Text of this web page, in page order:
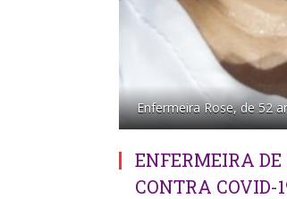
Enfermeira Rose, de 52
ENFERMEIRA
CONTRA